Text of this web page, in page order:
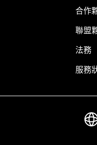
合作
聯盟
法務
服務